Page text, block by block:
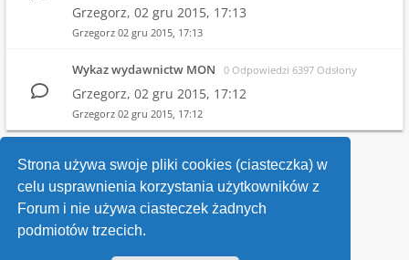
Strona używa swoje pliki cookies (ciasteczka) w
celu usprawnienia korzystania użytkowników z
Forum i nie używa ciasteczek żadnych
podmiotów trzecich.
Grzegorz, 02 gru 2015, 17:13
Grzegorz 02 gru 2015, 17:13
Wykaz wydawnictw MON 0 Odpowiedzi 6397 Odsłony
Grzegorz, 02 gru 2015, 17:12
Grzegorz 02 gru 2015, 17:12
1 2
Wróć do wykazu forów